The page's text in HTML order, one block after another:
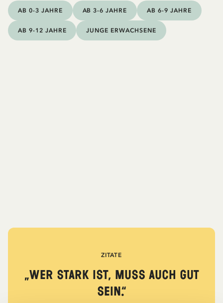
AB 0-3 JAHRE AB 3-6 JAHRE AB 6-9 JAHRE
AB 9-12 JAHRE JUNGE ERWACHSENE
ZITATE
„Wer stark ist, muss auch gut
sein.“